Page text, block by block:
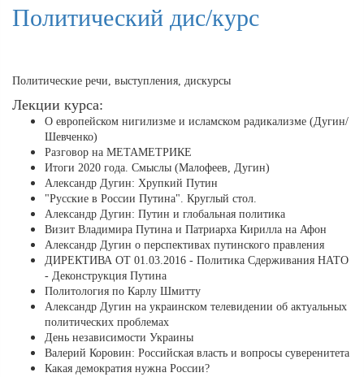
Политический дис/курс
Политические речи, выступления, дискурсы
Лекции курса:
О европейском нигилизме и исламском радикализме (Дугин/
Шевченко)
Разговор на МЕТАМЕТРИКЕ
Итоги 2020 года. Смыслы (Малофеев, Дугин)
Александр Дугин: Хрупкий Путин
"Русские в России Путина". Круглый стол.
Александр Дугин: Путин и глобальная политика
Визит Владимира Путина и Патриарха Кирилла на Афон
Александр Дугин о перспективах путинского правления
ДИРЕКТИВА ОТ 01.03.2016 - Политика Сдерживания НАТО
- Деконструкция Путина
Политология по Карлу Шмитту
Александр Дугин на украинском телевидении об актуальных
политических проблемах
День независимости Украины
Валерий Коровин: Российская власть и вопросы суверенитета
Какая демократия нужна России?